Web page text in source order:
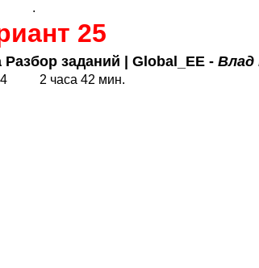
.
25
заданий | Global_EE- Влад
4 2 часа 42 мин.